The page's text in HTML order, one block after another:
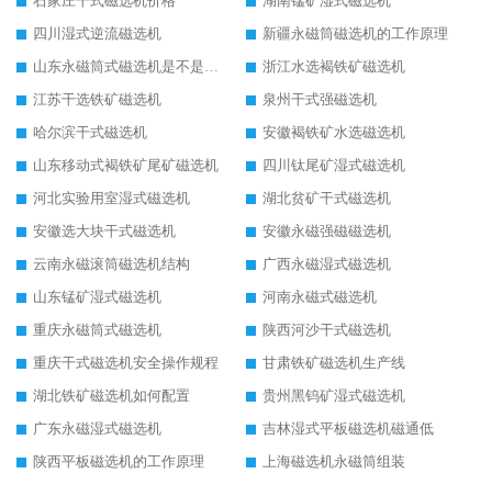
四川湿式逆流磁选机
新疆永磁筒磁选机的工作原理
山东永磁筒式磁选机是不是强磁
浙江水选褐铁矿磁选机
江苏干选铁矿磁选机
泉州干式强磁选机
哈尔滨干式磁选机
安徽褐铁矿水选磁选机
山东移动式褐铁矿尾矿磁选机
四川钛尾矿湿式磁选机
河北实验用室湿式磁选机
湖北贫矿干式磁选机
安徽选大块干式磁选机
安徽永磁强磁磁选机
云南永磁滚筒磁选机结构
广西永磁湿式磁选机
山东锰矿湿式磁选机
河南永磁式磁选机
重庆永磁筒式磁选机
陕西河沙干式磁选机
重庆干式磁选机安全操作规程
甘肃铁矿磁选机生产线
湖北铁矿磁选机如何配置
贵州黑钨矿湿式磁选机
广东永磁湿式磁选机
吉林湿式平板磁选机磁通低
陕西平板磁选机的工作原理
上海磁选机永磁筒组装